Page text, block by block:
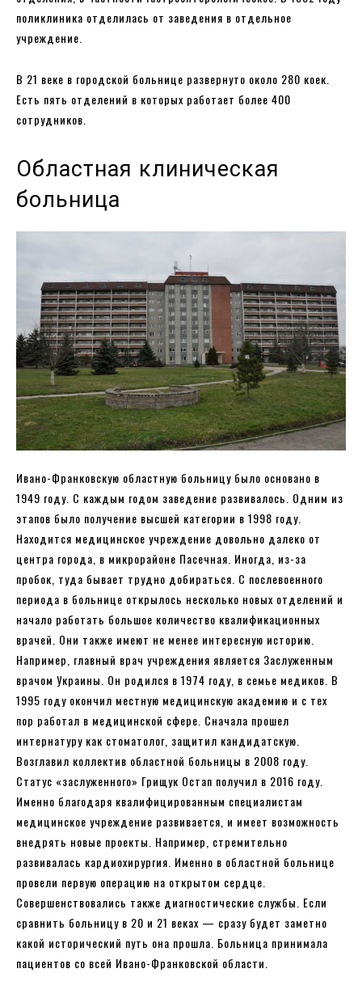
поликлиника отделилась от заведения в отдельное
учреждение.
В 21 веке в городской больнице развернуто около 280 коек.
Есть пять отделений в которых работает более 400
сотрудников.
Областная клиническая
больница
Ивано-Франковскую областную больницу было основано в
1949 году. С каждым годом заведение развивалось. Одним из
этапов было получение высшей категории в 1998 году.
Находится медицинское учреждение довольно далеко от
центра города, в микрорайоне Пасечная. Иногда, из-за
пробок, туда бывает трудно добираться. С послевоенного
периода в больнице открылось несколько новых отделений и
начало работать большое количество квалификационных
врачей. Они также имеют не менее интересную историю.
Например, главный врач учреждения является Заслуженным
врачом Украины. Он родился в 1974 году, в семье медиков. В
1995 году окончил местную медицинскую академию и с тех
пор работал в медицинской сфере. Сначала прошел
интернатуру как стоматолог, защитил кандидатскую.
Возглавил коллектив областной больницы в 2008 году.
Статус «заслуженного» Грищук Остап получил в 2016 году.
Именно благодаря квалифицированным специалистам
медицинское учреждение развивается, и имеет возможность
внедрять новые проекты. Например, стремительно
развивалась кардиохирургия. Именно в областной больнице
провели первую операцию на открытом сердце.
Совершенствовались также диагностические службы. Если
сравнить больницу в 20 и 21 веках — сразу будет заметно
какой исторический путь она прошла. Больница принимала
пациентов со всей Ивано-Франковской области.